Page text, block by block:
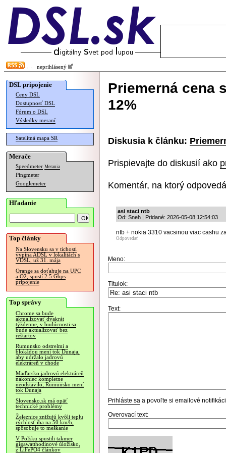
neprihlásený
DSL pripojenie
Ceny DSL
Dostupnosť DSL
Fórum o DSL
Výsledky meraní
Satelitná mapa SR
Merače
Speedmeter Merania
Pingmeter
Googlemeter
Hľadanie
Top články
Na Slovensku sa v tichosti
vypína ADSL v lokalitách s
VDSL, už 31. mája
Orange sa doťahuje na UPC
a O2, spustí 2.5 Gbps
pripojenie
Top správy
Chrome sa bude
aktualizovať dvakrát
týždenne, v budúcnosti sa
bude aktualizovať bez
reštartov
Rumunsko odstrelmi a
blokádou mení tok Dunaja,
aby udržalo jadrovú
elektráreň v chode
Maďarsko jadrovú elektráreň
nakoniec kompletne
neodstavilo, Rumunsko mení
tok Dunaja
Slovensko.sk má opäť
technické problémy
Železnice znižujú kvôli teplu
rýchlosť iba na 50 km/h,
spôsobuje to meškanie
V Poľsku spustili takmer
gigawatthodinové úložisko,
z LiFePO4 článkov
Priemerná cena
12%
Diskusia k článku:
Prispievajte do diskusií ako
Komentár, na ktorý
asi staci ntb
Od: Sneh | Pridané: 2026-05-08 12:54:03
ntb + nokia 3310 vacsinou viac cashu
Odpovedať
Meno:
Titulok:
Text:
Prihláste sa a povoľte si emailové
Overovací text: